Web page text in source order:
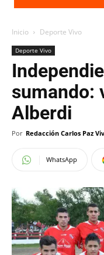
Inicio Deporte Vivo
Deporte Vivo
sumando:
Alberdi
Por Redacción Carlos Paz
WhatsApp